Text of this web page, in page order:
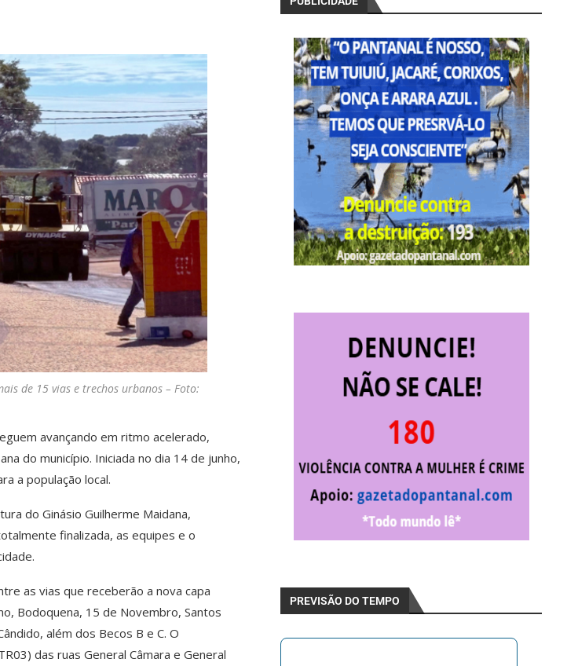
de 15 vias e trechos urbanos – Foto:
avançando em ritmo acelerado,
do município. Iniciada no dia 14 de junho,
a população local.
do Ginásio Guilherme Maidana,
finalizada, as equipes e o
as vias que receberão a nova capa
Bodoquena, 15 de Novembro, Santos
além dos Becos B e C. O
das ruas General Câmara e General
PREVISÃO DO TEMPO